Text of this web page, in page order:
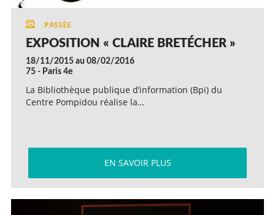
EXPOSITION « CLAIRE BRETÉCHER »
18/11/2015 au 08/02/2016
75 - Paris 4e
La Bibliothèque publique d’information (Bpi) du
Centre Pompidou réalise la…
EN SAVOIR PLUS